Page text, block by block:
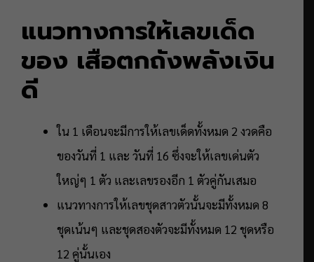
แนวทางการให้เลขเด็ด
ของ เสือตกถังพลังเงิน
ดี
ใน 1 เดือนจะมีการให้เลขเด็ดทั้งหมด 2 งวดคือ
ของวันที่ 1 และ วันที่ 16 ซึ่งจะให้เลขเด่นตัว
ใหญ่ๆ 1 ตัว และเลขรองอีก 1 ตัวคู่กันเสมอ
แนวทางการให้เลขชุดสาวตัวนั้นจะมีทั้งหมด 8
ชุดเน้นๆ และชุดสองตัวจะมีทั้งหมด 12 ชุดหรือ
12 คู่นั้นเอง